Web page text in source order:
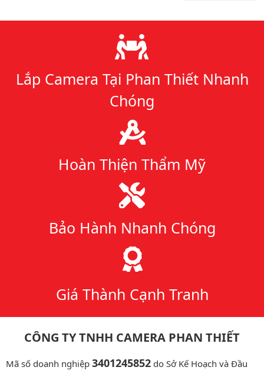
Lý do chọn chúng tôi
Lắp Camera Tại Phan Thiết Nhanh
Chóng
Hoàn Thiện Thẩm Mỹ
Bảo Hành Nhanh Chóng
Giá Thành Cạnh Tranh
CÔNG TY TNHH CAMERA PHAN THIẾT
Mã số doanh nghiệp 3401245852 do Sở Kế Hoạch và Đầu